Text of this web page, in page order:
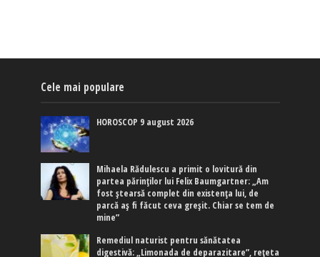
Cele mai populare
HOROSCOP 9 august 2026
Mihaela Rădulescu a primit o lovitură din
partea părinților lui Felix Baumgartner: „Am
fost ștearsă complet din existența lui, de
parcă aș fi făcut ceva greșit. Chiar se tem de
mine”
Remediul naturist pentru sănătatea
digestivă: „Limonada de deparazitare”, rețeta